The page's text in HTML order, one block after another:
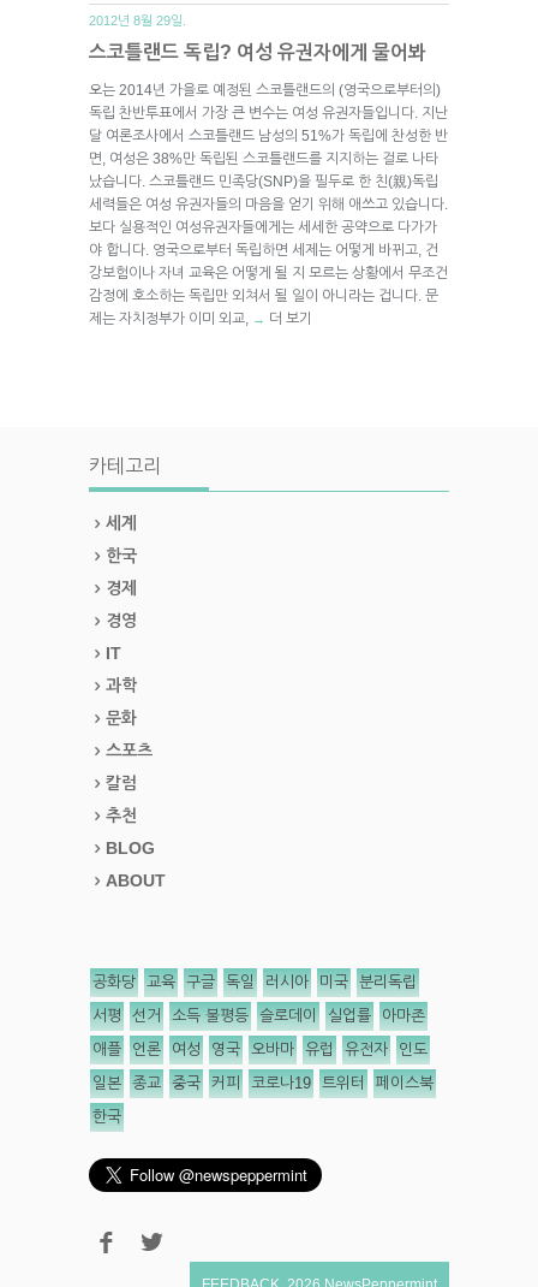
2012년 8월 29일.
스코틀랜드 독립? 여성 유권자에게 물어봐
오는 2014년 가을로 예정된 스코틀랜드의 (영국으로부터의)
독립 찬반투표에서 가장 큰 변수는 여성 유권자들입니다. 지난
달 여론조사에서 스코틀랜드 남성의 51%가 독립에 찬성한 반
면, 여성은 38%만 독립된 스코틀랜드를 지지하는 걸로 나타
났습니다. 스코틀랜드 민족당(SNP)을 필두로 한 친(親)독립
세력들은 여성 유권자들의 마음을 얻기 위해 애쓰고 있습니다.
보다 실용적인 여성유권자들에게는 세세한 공약으로 다가가
야 합니다. 영국으로부터 독립하면 세제는 어떻게 바뀌고, 건
강보험이나 자녀 교육은 어떻게 될 지 모르는 상황에서 무조건
감정에 호소하는 독립만 외쳐서 될 일이 아니라는 겁니다. 문
제는 자치정부가 이미 외교,
→ 더 보기
카테고리
세계
한국
경제
경영
IT
과학
문화
스포츠
칼럼
추천
BLOG
ABOUT
공화당 교육 구글 독일 러시아 미국 분리독립
서평 선거 소득 불평등 슬로데이 실업률 아마존
애플 언론 여성 영국 오바마 유럽 유전자 인도
일본 종교 중국 커피 코로나19 트위터 페이스북
한국